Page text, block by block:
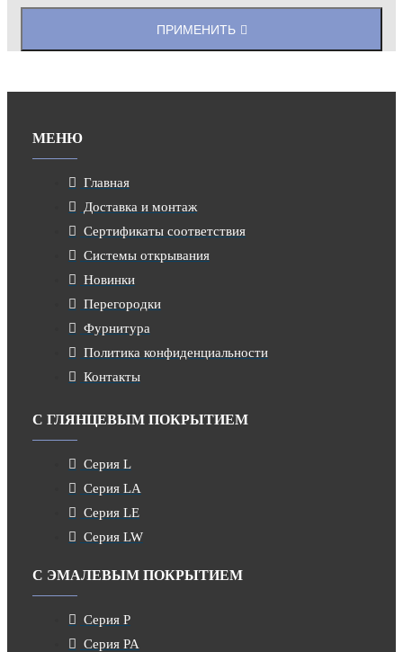
ПРИМЕНИТЬ
МЕНЮ
Главная
Доставка и монтаж
Сертификаты соответствия
Системы открывания
Новинки
Перегородки
Фурнитура
Политика конфиденциальности
Контакты
С ГЛЯНЦЕВЫМ ПОКРЫТИЕМ
Серия L
Серия LA
Серия LE
Серия LW
С ЭМАЛЕВЫМ ПОКРЫТИЕМ
Серия P
Серия PA